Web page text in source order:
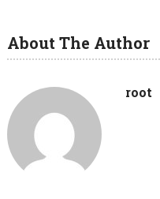
About The Author
root